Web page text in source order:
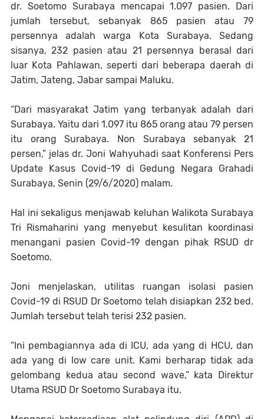
dr. Soetomo Surabaya mencapai 1.097 pasien. Dari
jumlah tersebut, sebanyak 865 pasien atau 79
persennya adalah warga Kota Surabaya. Sedang
sisanya, 232 pasien atau 21 persennya berasal dari
luar Kota Pahlawan, seperti dari beberapa daerah di
Jatim, Jateng, Jabar sampai Maluku.
“Dari masyarakat Jatim yang terbanyak adalah dari
Surabaya. Yaitu dari 1.097 itu 865 orang atau 79 persen
itu orang Surabaya. Non Surabaya sebanyak 21
persen,” jelas dr. Joni Wahyuhadi saat Konferensi Pers
Update Kasus Covid-19 di Gedung Negara Grahadi
Surabaya, Senin (29/6/2020) malam.
Hal ini sekaligus menjawab keluhan Walikota Surabaya
Tri Rismaharini yang menyebut kesulitan koordinasi
menangani pasien Covid-19 dengan pihak RSUD dr
Soetomo.
Joni menjelaskan, utilitas ruangan isolasi pasien
Covid-19 di RSUD Dr Soetomo telah disiapkan 232 bed.
Jumlah tersebut telah terisi 232 pasien.
“Ini pembagiannya ada di ICU, ada yang di HCU, dan
ada yang di low care unit. Kami berharap tidak ada
gelombang kedua atau second wave,” kata Direktur
Utama RSUD Dr Soetomo Surabaya itu.